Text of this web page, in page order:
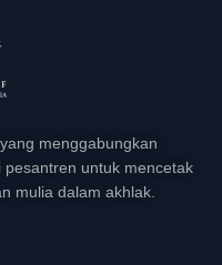
menggabungkan
untuk mencetak
mulia dalam akhlak.